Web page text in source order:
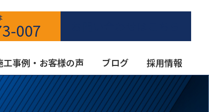
007
工事例・お客様の声 ブログ 採用情報